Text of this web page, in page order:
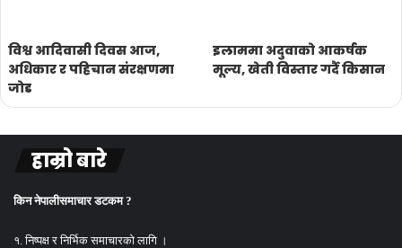
विश्व आदिवासी दिवस आज,
अधिकार र पहिचान संरक्षणमा
जोड
इलाममा अदुवाको आकर्षक
मूल्य, खेती विस्तार गर्दै किसान
हाम्रो बारे
किन नेपालीसमाचार डटकम ?
१. निष्पक्ष र निर्भिक समाचारको लागि ।